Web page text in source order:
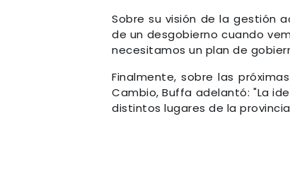
Sobre su visión de la gestión
de un desgobierno cuando
necesitamos un plan de
Finalmente, sobre las
Cambio, Buffa adelantó: "La
distintos lugares de la